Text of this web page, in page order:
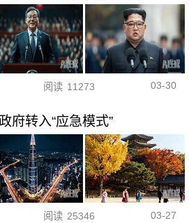
阅读 11273 03-30
府转入“应急模式”
阅读 25346 03-27